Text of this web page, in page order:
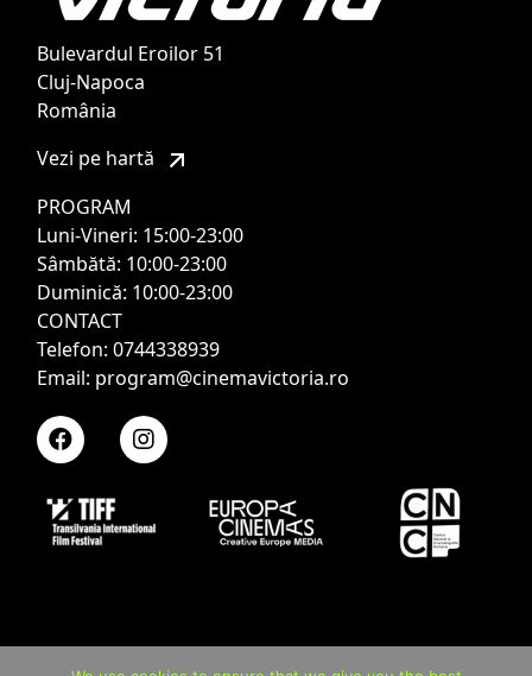
Bulevardul Eroilor 51
Cluj-Napoca
România
Vezi pe hartă
PROGRAM
Luni-Vineri: 15:00-23:00
Sâmbătă: 10:00-23:00
Duminică: 10:00-23:00
CONTACT
Telefon: 0744338939
Email: program@cinemavictoria.ro